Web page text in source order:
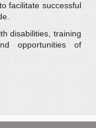
facilitate successful
disabilities, training
opportunities of